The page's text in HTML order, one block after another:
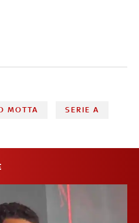
MOTTA SERIE A